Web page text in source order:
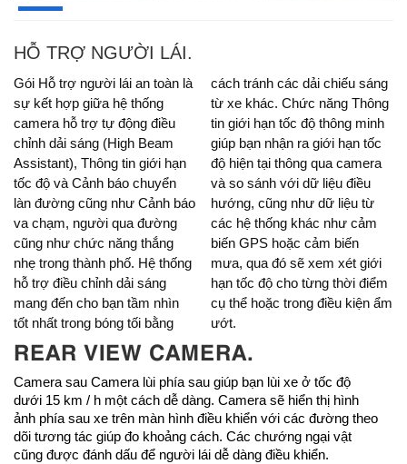
HỖ TRỢ NGƯỜI LÁI.
Gói Hỗ trợ người lái an toàn là
sự kết hợp giữa hệ thống
camera hỗ trợ tự động điều
chỉnh dải sáng (High Beam
Assistant), Thông tin giới hạn
tốc độ và Cảnh báo chuyển
làn đường cũng như Cảnh báo
va chạm, người qua đường
cũng như chức năng thắng
nhẹ trong thành phố. Hệ thống
hỗ trợ điều chỉnh dải sáng
mang đến cho bạn tầm nhìn
tốt nhất trong bóng tối bằng
cách tránh các dải chiếu sáng
từ xe khác. Chức năng Thông
tin giới hạn tốc độ thông minh
giúp bạn nhận ra giới hạn tốc
độ hiện tại thông qua camera
và so sánh với dữ liệu điều
hướng, cũng như dữ liệu từ
các hệ thống khác như cảm
biến GPS hoặc cảm biến
mưa, qua đó sẽ xem xét giới
hạn tốc độ cho từng thời điểm
cụ thể hoặc trong điều kiện ẩm
ướt.
REAR VIEW CAMERA.
Camera sau Camera lùi phía sau giúp bạn lùi xe ở tốc độ
dưới 15 km / h một cách dễ dàng. Camera sẽ hiển thị hình
ảnh phía sau xe trên màn hình điều khiển với các đường theo
dõi tương tác giúp đo khoảng cách. Các chướng ngại vật
cũng được đánh dấu để người lái dễ dàng điều khiển.